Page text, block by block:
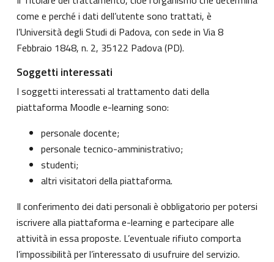
come e perché i dati dell’utente sono trattati, è
l’Università degli Studi di Padova, con sede in Via 8
Febbraio 1848, n. 2, 35122 Padova (PD).
Soggetti interessati
I soggetti interessati al trattamento dati della
piattaforma Moodle e-learning sono:
personale docente;
personale tecnico-amministrativo;
studenti;
altri visitatori della piattaforma.
Il conferimento dei dati personali è obbligatorio per potersi
iscrivere alla piattaforma e-learning e partecipare alle
attività in essa proposte. L’eventuale rifiuto comporta
l’impossibilità per l’interessato di usufruire del servizio.